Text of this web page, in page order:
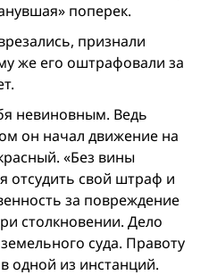
поперек.
признали
же его оштрафовали за
невиновным. Ведь
он начал движение на
«Без вины
отсудить свой штраф и
за повреждение
столкновении. Дело
суда. Правоту
одной из инстанций.